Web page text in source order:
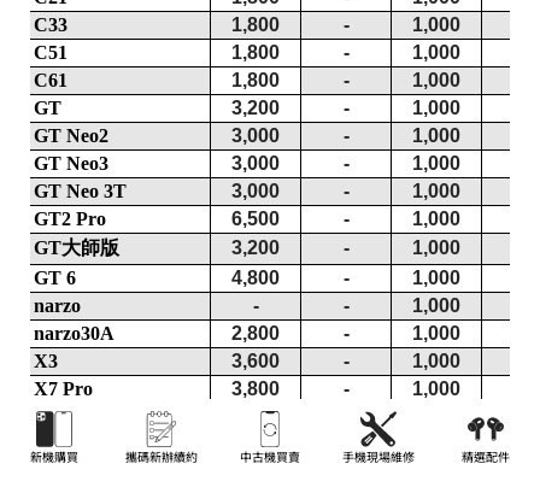
新機購買 攜碼新辦續約 中古機買賣 手機現場維修 精選配件